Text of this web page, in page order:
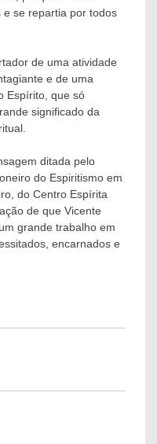
se repartia por todos
de uma atividade
e de uma
Espírito, que só
significado da
ditada pelo
do Espiritismo em
do Centro Espírita
de que Vicente
grande trabalho em
encarnados e